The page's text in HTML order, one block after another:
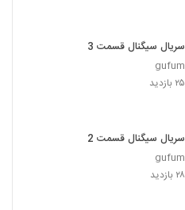
سریال سیگنال قسمت 3
gufum
۲۵ بازدید
سریال سیگنال قسمت 2
gufum
۲۸ بازدید